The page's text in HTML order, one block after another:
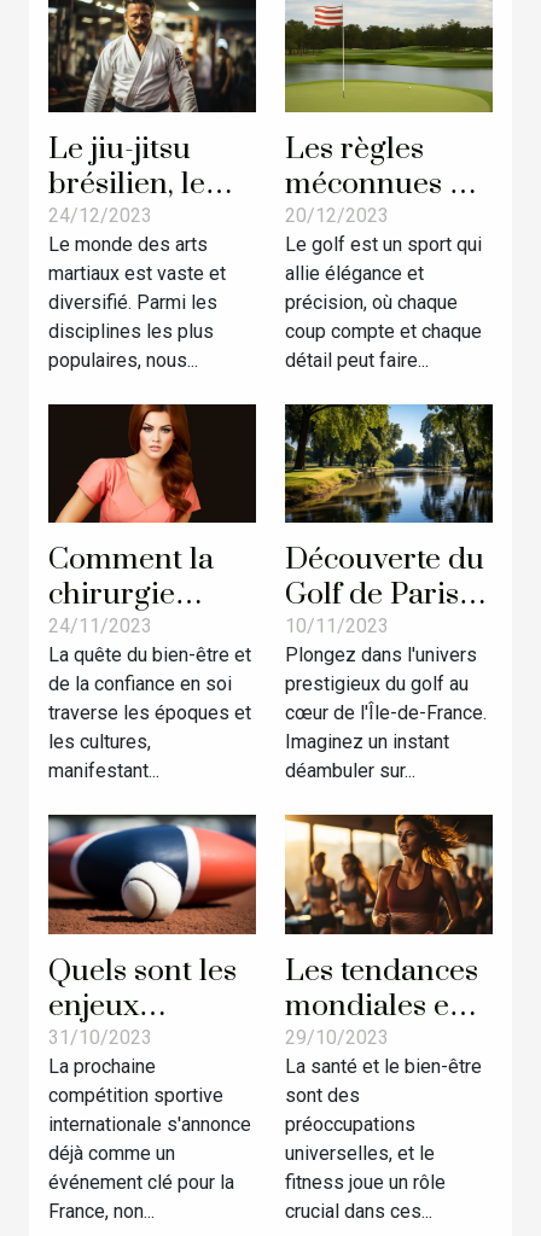
Le jiu-jitsu
brésilien, le
MMA et la
Grappling:
comprendre
les différences
24/12/2023
Le monde des arts
martiaux est vaste et
diversifié. Parmi les
disciplines les plus
populaires, nous...
Les règles
méconnues du
golf :
Apprendre
pour éviter les
pénalités
inattendues
20/12/2023
Le golf est un sport qui
allie élégance et
précision, où chaque
coup compte et chaque
détail peut faire...
Comment la
chirurgie
esthétique
peut améliorer
la qualité de
vie des
patients
24/11/2023
La quête du bien-être et
de la confiance en soi
traverse les époques et
les cultures,
manifestant...
Découverte du
Golf de Paris à
Saint-Cloud :
Un parcours
d'exception
dans un cadre
historique
10/11/2023
Plongez dans l'univers
prestigieux du golf au
cœur de l'Île-de-France.
Imaginez un instant
déambuler sur...
Quels sont les
enjeux
économiques
pour la France
lors de la
prochaine
compétition
sportive?
31/10/2023
La prochaine
compétition sportive
internationale s'annonce
déjà comme un
événement clé pour la
France, non...
Les tendances
mondiales en
matière de
fitness et ce
que cela
signifie pour
votre santé
29/10/2023
La santé et le bien-être
sont des
préoccupations
universelles, et le
fitness joue un rôle
crucial dans ces...